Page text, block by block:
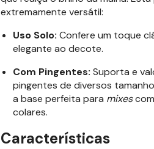
extremamente versátil:
Uso Solo: Confere um toque
elegante ao decote.
Com Pingentes: Suporta e
pingentes de diversos
a base perfeita para mixes
colares.
Características